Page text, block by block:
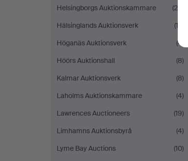
Helsingborgs Auktionskammare
(28)
Hälsinglands Auktionsverk
(13)
Höganäs Auktionsverk
(4)
Höörs Auktionshall
(8)
Kalmar Auktionsverk
(8)
Laholms Auktionskammare
(4)
Lawrences Auctioneers
(19)
Limhamns Auktionsbyrå
(4)
Lyme Bay Auctions
(10)